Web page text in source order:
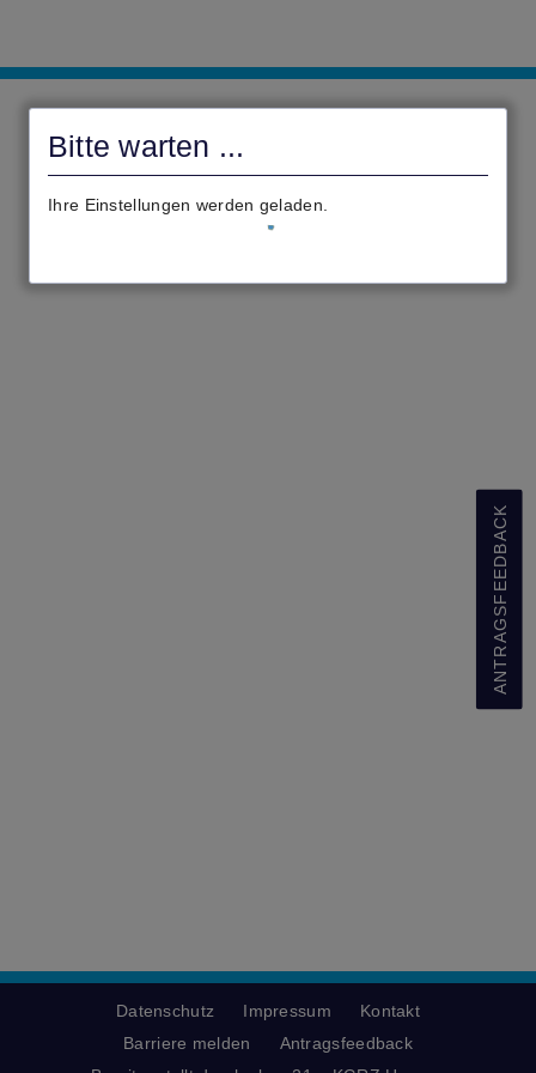
Bitte warten ...
Ihre Einstellungen werden geladen.
ANTRAGSFEEDBACK
Datenschutz Impressum
Kontakt
Barriere melden
Antragsfeedback